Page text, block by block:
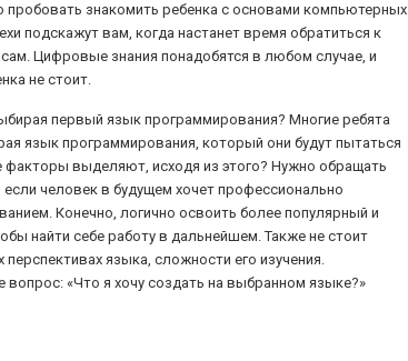
знакомить ребенка с основами компьютерных
подскажут вам, когда настанет время обратиться к
Цифровые знания понадобятся в любом случае, и
не стоит.
первый язык программирования? Многие ребята
язык программирования, который они будут пытаться
факторы выделяют, исходя из этого? Нужно обращать
человек в будущем хочет профессионально
Конечно, логично освоить более популярный и
найти себе работу в дальнейшем. Также не стоит
языка, сложности его изучения.
«Что я хочу создать на выбранном языке?»